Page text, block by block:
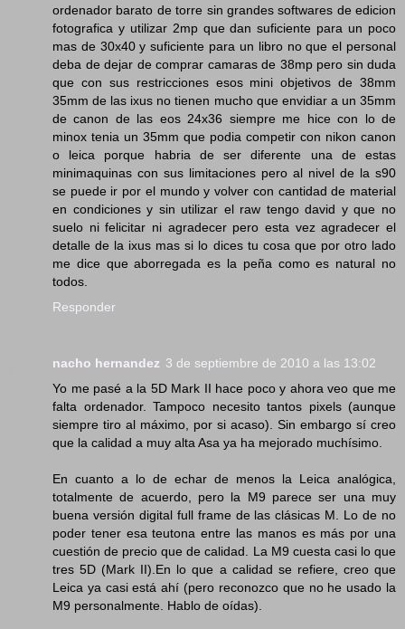
ordenador barato de torre sin grandes softwares de edicion
fotografica y utilizar 2mp que dan suficiente para un poco
mas de 30x40 y suficiente para un libro no que el personal
deba de dejar de comprar camaras de 38mp pero sin duda
que con sus restricciones esos mini objetivos de 38mm
35mm de las ixus no tienen mucho que envidiar a un 35mm
de canon de las eos 24x36 siempre me hice con lo de
minox tenia un 35mm que podia competir con nikon canon
o leica porque habria de ser diferente una de estas
minimaquinas con sus limitaciones pero al nivel de la s90
se puede ir por el mundo y volver con cantidad de material
en condiciones y sin utilizar el raw tengo david y que no
suelo ni felicitar ni agradecer pero esta vez agradecer el
detalle de la ixus mas si lo dices tu cosa que por otro lado
me dice que aborregada es la peña como es natural no
todos.
Responder
nacho hernandez 3 de septiembre de 2010 a las 13:02
Yo me pasé a la 5D Mark II hace poco y ahora veo que me
falta ordenador. Tampoco necesito tantos pixels (aunque
siempre tiro al máximo, por si acaso). Sin embargo sí creo
que la calidad a muy alta Asa ya ha mejorado muchísimo.
En cuanto a lo de echar de menos la Leica analógica,
totalmente de acuerdo, pero la M9 parece ser una muy
buena versión digital full frame de las clásicas M. Lo de no
poder tener esa teutona entre las manos es más por una
cuestión de precio que de calidad. La M9 cuesta casi lo que
tres 5D (Mark II).En lo que a calidad se refiere, creo que
Leica ya casi está ahí (pero reconozco que no he usado la
M9 personalmente. Hablo de oídas).